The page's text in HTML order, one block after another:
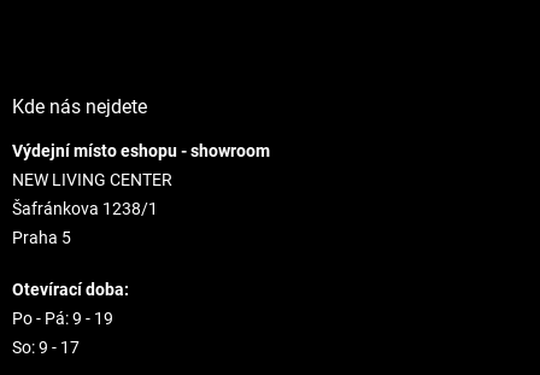
Kde nás nejdete
Výdejní místo eshopu - showroom
NEW LIVING CENTER
Šafránkova 1238/1
Praha 5
Otevírací doba:
Po - Pá: 9 - 19
So: 9 - 17